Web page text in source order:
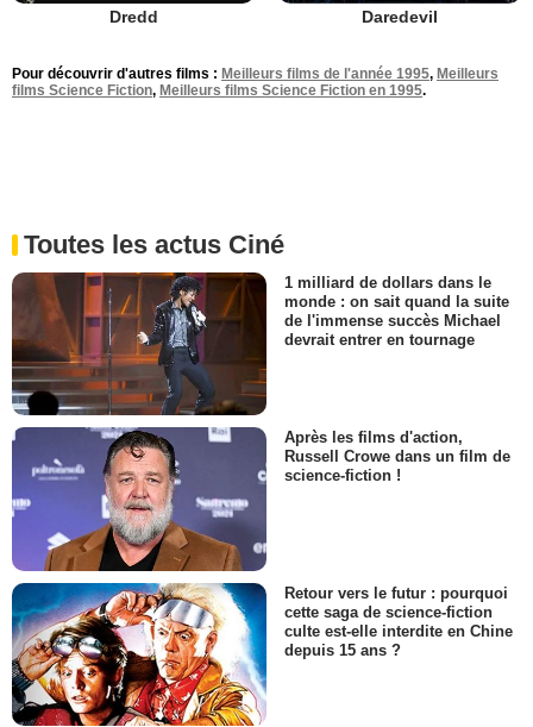
Dredd Daredevil
Pour découvrir d'autres films : Meilleurs films de l'année 1995, Meilleurs
films Science Fiction, Meilleurs films Science Fiction en 1995.
Toutes les actus Ciné
1 milliard de dollars dans le
monde : on sait quand la suite
de l'immense succès Michael
devrait entrer en tournage
Après les films d'action,
Russell Crowe dans un film de
science-fiction !
Retour vers le futur : pourquoi
cette saga de science-fiction
culte est-elle interdite en Chine
depuis 15 ans ?